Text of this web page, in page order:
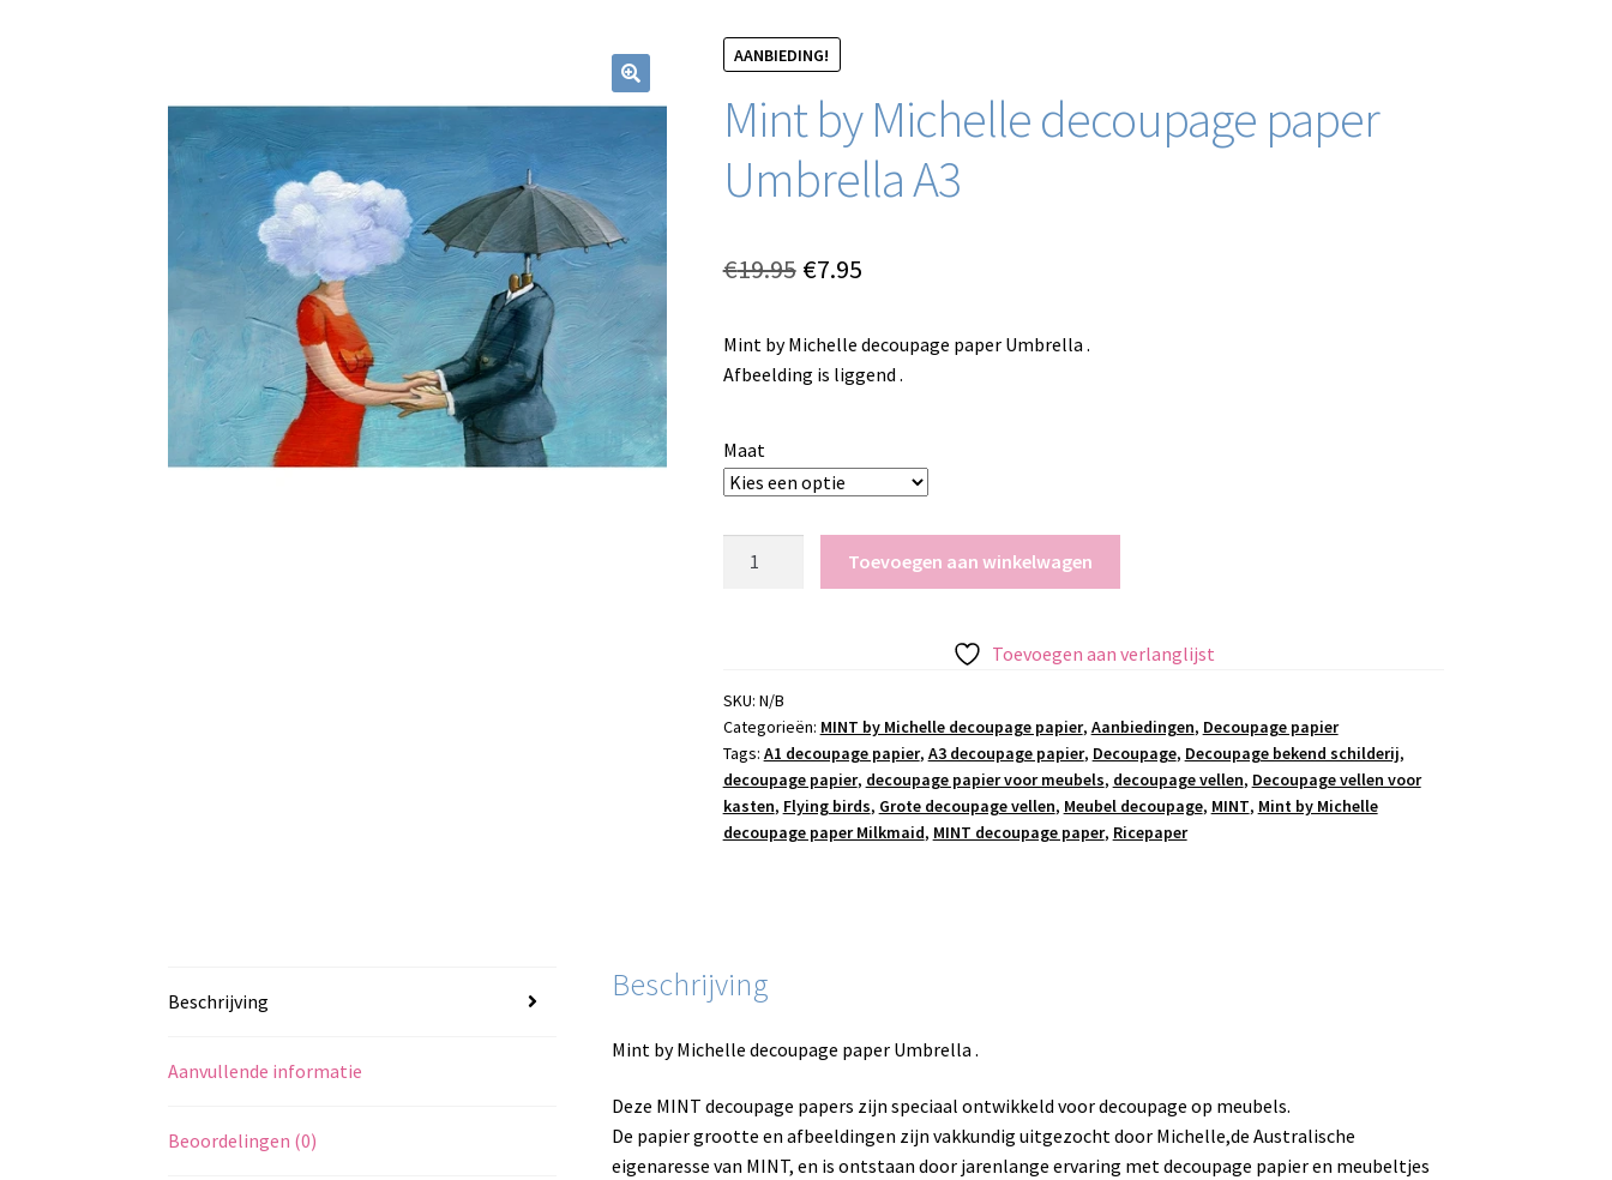
AANBIEDING!
Mint by Michelle decoupage paper
Umbrella A3
€19.95 Oorspronkelijke
was:
€7.95Huidige
is:
Mint by Michelle decoupage paper Umbrella .
Afbeelding is liggend .
Maat
Umbrella
A3
aantal
Toevoegen aan winkelwagen
Toevoegen aan verlanglijst
SKU: N/B
Categorieën: MINT by Michelle decoupage papier, Aanbiedingen, Decoupage papier
Tags: A1 decoupage papier, A3 decoupage papier, Decoupage, Decoupage bekend schilderij,
decoupage papier, decoupage papier voor meubels, decoupage vellen, Decoupage vellen voor
kasten, Flying birds, Grote decoupage vellen, Meubel decoupage, MINT, Mint by Michelle
decoupage paper Milkmaid, MINT decoupage paper, Ricepaper
Beschrijving
Aanvullende informatie
Beoordelingen (0)
Beschrijving
Mint by Michelle decoupage paper Umbrella .
Deze MINT decoupage papers zijn speciaal ontwikkeld voor decoupage op meubels.
De papier grootte en afbeeldingen zijn vakkundig uitgezocht door Michelle,de Australische
eigenaresse van MINT, en is ontstaan door jarenlange ervaring met decoupage papier en meubeltjes